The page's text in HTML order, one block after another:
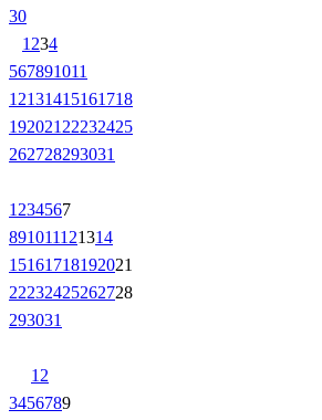
30
1234
567891011
12131415161718
19202122232425
262728293031
1234567
891011121314
15161718192021
22232425262728
293031
12
3456789